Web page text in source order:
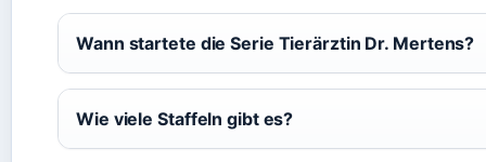
Wann startete die Serie Tierärztin Dr. Mertens?
Wie viele Staffeln gibt es?